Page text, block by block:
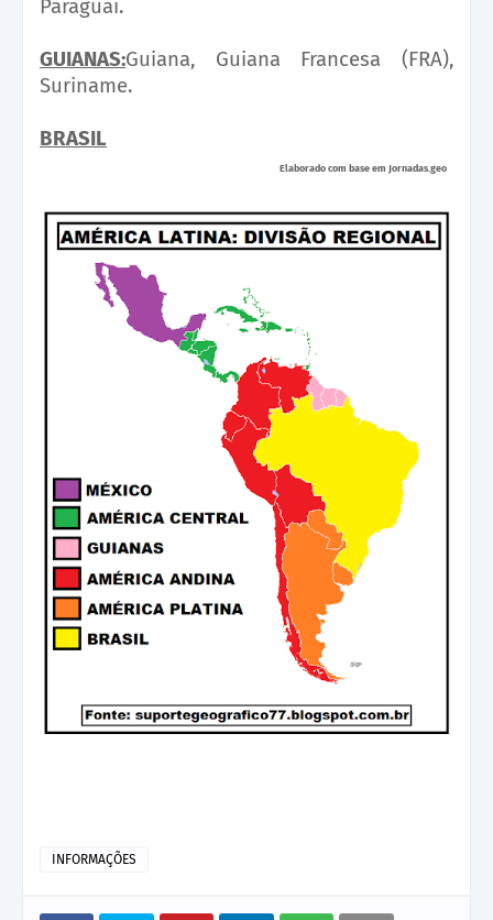
Paraguai.
GUIANAS:Guiana, Guiana Francesa (FRA),
Suriname.
BRASIL
Elaborado com base em Jornadas.geo
INFORMAÇÕES